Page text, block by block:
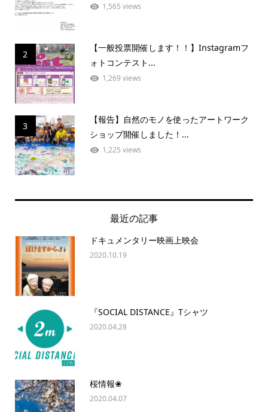
1,565 views
2
【一般投票開催します！！】Instagramフ
ォトコンテスト...
1,269 views
3
【報告】自然のモノを使ったアートワーク
ショップ開催しました！...
1,225 views
最近の記事
ドキュメンタリー映画上映会
2020.10.19
『SOCIAL DISTANCE』Tシャツ
2020.04.28
桜情報❀
2020.04.07